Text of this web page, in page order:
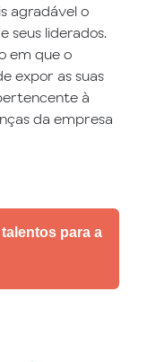
agradável o
seus liderados.
em que o
expor as suas
à
da empresa
para a